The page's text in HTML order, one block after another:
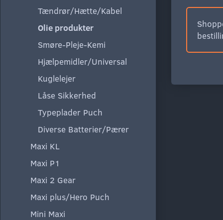
Tændrør/Hætte/Kabel
Olie produkter
Smøre-Pleje-Kemi
Hjælpemidler/Universal
Kuglelejer
Låse Sikkerhed
Typeplader Puch
Diverse Batterier/Pærer
Maxi KL
Maxi P1
Maxi 2 Gear
Maxi plus/Hero Puch
Mini Maxi